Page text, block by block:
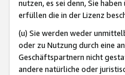
nutzen, es sei denn, Sie
erfüllen die in der Lizenz
(u) Sie werden weder
oder zu Nutzung durch eine
Geschäftspartnern nicht
andere natürliche oder